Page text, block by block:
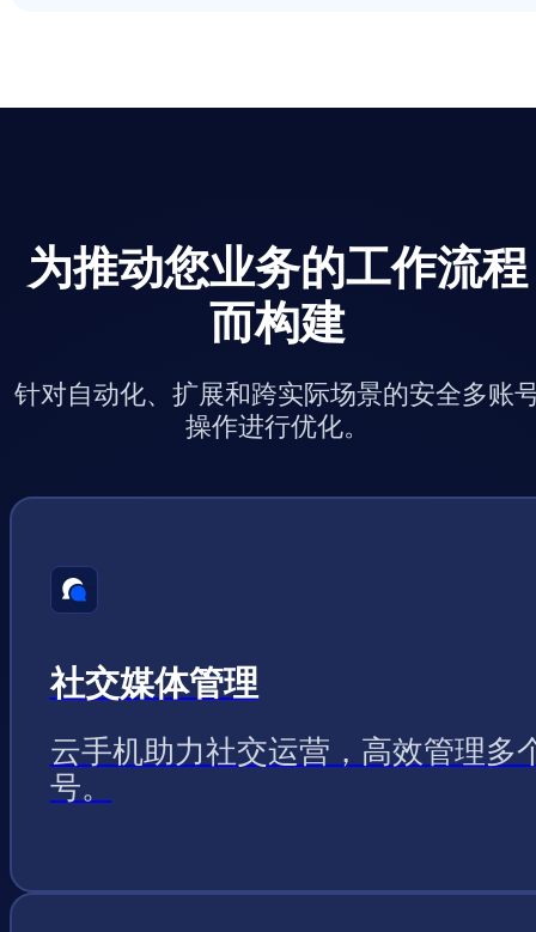
为推动您业务的工作流程
而构建
针对自动化、扩展和跨实际场景的安全多账
操作进行优化。
社交媒体管理
云手机助力社交运营，高效管理多
号。